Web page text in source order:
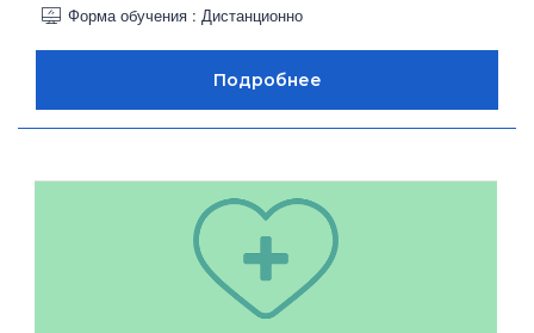
Форма обучения : Дистанционно